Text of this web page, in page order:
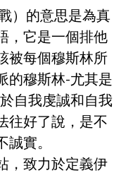
）的意思是為真
，它是一個排他
被每個穆斯林所
的穆斯林-尤其是
自我虔誠和自我
往好了說，是不
實。
，致力於定義伊